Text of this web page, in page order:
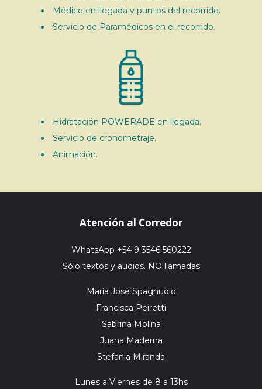
Médico en llegada y puntos del recorrido.
Servicio de Paramédicos en el recorrido.
Hidratación POWERADE en llegada.
Servicio de cronometraje.
Animación.
Atención al Corredor
WhatsApp +54 9 3546 560222
Sólo textos y audios. NO llamadas
María José Spagnuolo
Francisca Peiretti
Sabrina Molina
Juana Maderna
Stefania Miranda
Lunes a Viernes de 8 a 13hs